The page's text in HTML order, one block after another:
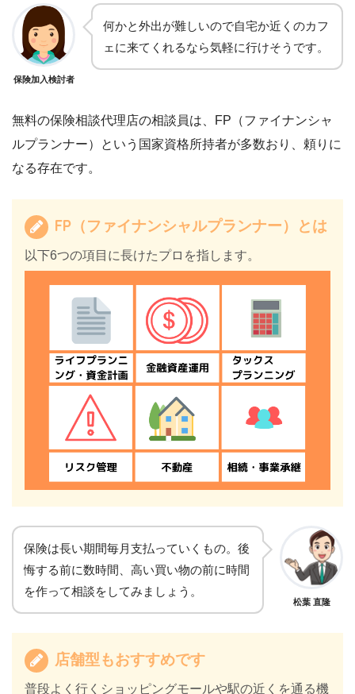
保険加入検討者
何かと外出が難しいので自宅か近くのカフ
ェに来てくれるなら気軽に行けそうです。
無料の保険相談代理店の相談員は、FP（ファイナンシャ
ルプランナー）という国家資格所持者が多数おり、頼りに
なる存在です。
FP（ファイナンシャルプランナー）とは
以下6つの項目に長けたプロを指します。
保険は長い期間毎月支払っていくもの。後
悔する前に数時間、高い買い物の前に時間
を作って相談をしてみましょう。
松葉 直隆
店舗型もおすすめです
普段よく行くショッピングモールや駅の近くを通る機